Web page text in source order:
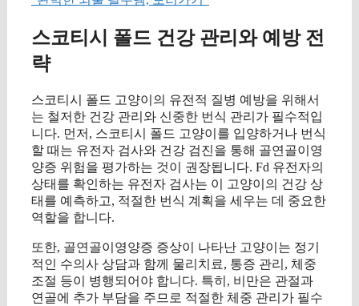
스코티시 폴드 건강 관리와 예방 전
략
스코티시 폴드 고양이의 유전적 질병 예방을 위해서
는 철저한 건강 관리와 신중한 번식 관리가 필수적입
니다. 먼저, 스코티시 폴드 고양이를 입양하거나 번식
할 때는 유전자 검사와 건강 검진을 통해 골연골이영
양증 위험을 평가하는 것이 권장됩니다. Fd 유전자의
상태를 확인하는 유전자 검사는 이 고양이의 건강 상
태를 예측하고, 적절한 번식 계획을 세우는 데 중요한
역할을 합니다.
또한, 골연골이영양증 증상이 나타난 고양이는 정기
적인 수의사 상담과 함께 물리치료, 통증 관리, 체중
조절 등이 병행되어야 합니다. 특히, 비만은 관절과
연골에 추가 부담을 주므로 적절한 체중 관리가 필수